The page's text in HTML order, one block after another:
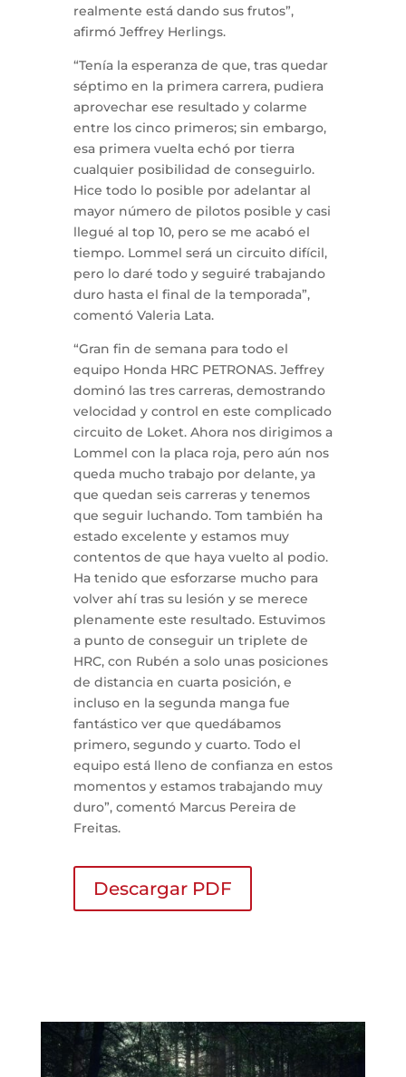
realmente está dando sus frutos”,
afirmó Jeffrey Herlings.
“Tenía la esperanza de que, tras quedar
séptimo en la primera carrera, pudiera
aprovechar ese resultado y colarme
entre los cinco primeros; sin embargo,
esa primera vuelta echó por tierra
cualquier posibilidad de conseguirlo.
Hice todo lo posible por adelantar al
mayor número de pilotos posible y casi
llegué al top 10, pero se me acabó el
tiempo. Lommel será un circuito difícil,
pero lo daré todo y seguiré trabajando
duro hasta el final de la temporada”,
comentó Valeria Lata.
“Gran fin de semana para todo el
equipo Honda HRC PETRONAS. Jeffrey
dominó las tres carreras, demostrando
velocidad y control en este complicado
circuito de Loket. Ahora nos dirigimos a
Lommel con la placa roja, pero aún nos
queda mucho trabajo por delante, ya
que quedan seis carreras y tenemos
que seguir luchando. Tom también ha
estado excelente y estamos muy
contentos de que haya vuelto al podio.
Ha tenido que esforzarse mucho para
volver ahí tras su lesión y se merece
plenamente este resultado. Estuvimos
a punto de conseguir un triplete de
HRC, con Rubén a solo unas posiciones
de distancia en cuarta posición, e
incluso en la segunda manga fue
fantástico ver que quedábamos
primero, segundo y cuarto. Todo el
equipo está lleno de confianza en estos
momentos y estamos trabajando muy
duro”, comentó Marcus Pereira de
Freitas.
Descargar PDF